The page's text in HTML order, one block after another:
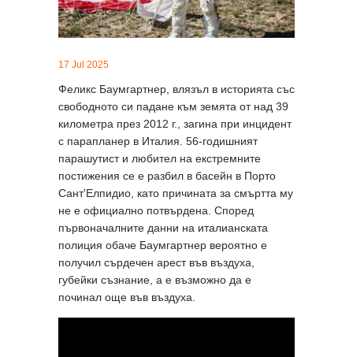
17 Jul 2025
Феликс Баумгартнер, влязъл в историята със
свободното си падане към земята от над 39
километра през 2012 г., загина при инцидент
с парапланер в Италия. 56-годишният
парашутист и любител на екстремните
постижения се е разбил в басейн в Порто
Сант'Елпидио, като причината за смъртта му
не е официално потвърдена. Според
първоначалните данни на италианската
полиция обаче Баумгартнер вероятно е
получил сърдечен арест във въздуха,
губейки съзнание, а е възможно да е
починал още във въздуха.